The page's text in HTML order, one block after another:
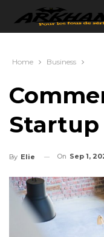
Home Business
Startup
By Elie On Sep 1,